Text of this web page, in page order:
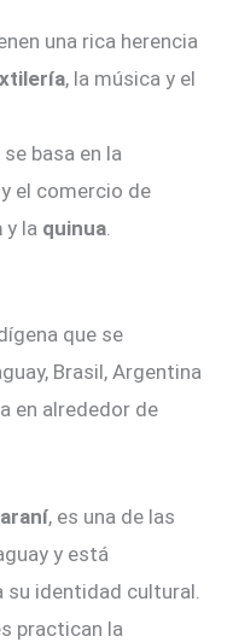
una rica herencia
, la música y el
basa en la
el comercio de
y la quinua.
que se
Brasil, Argentina
en alrededor de
, es una de las
y está
identidad cultural.
practican la